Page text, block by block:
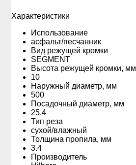
Xарактеристики
Использование
асфальт/песчанник
Вид режущей кромки
SEGMENT
Высота режущей кромки, мм
10
Наружный диаметр, мм
500
Посадочный диаметр, мм
25.4
Тип реза
сухой/влажный
Толщина пропила, мм
3.4
Производитель